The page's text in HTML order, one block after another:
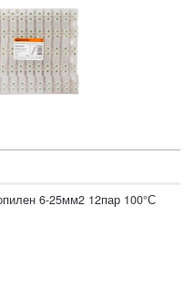
6-25мм2 12пар 100°С